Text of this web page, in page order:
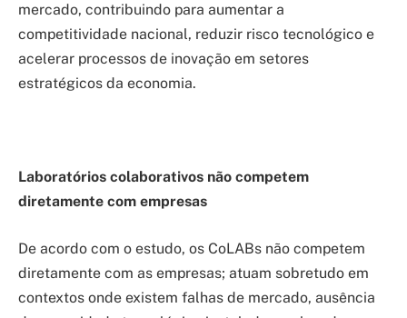
mercado, contribuindo para aumentar a
competitividade nacional, reduzir risco tecnológico e
acelerar processos de inovação em setores
estratégicos da economia.
Laboratórios colaborativos não competem
diretamente com empresas
De acordo com o estudo, os CoLABs não competem
diretamente com as empresas; atuam sobretudo em
contextos onde existem falhas de mercado, ausência